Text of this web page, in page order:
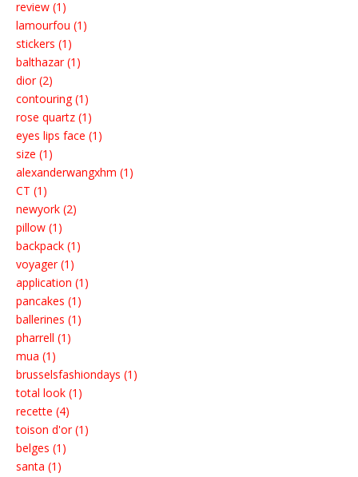
review (1)
lamourfou (1)
stickers (1)
balthazar (1)
dior (2)
contouring (1)
rose quartz (1)
eyes lips face (1)
size (1)
alexanderwangxhm (1)
CT (1)
newyork (2)
pillow (1)
backpack (1)
voyager (1)
application (1)
pancakes (1)
ballerines (1)
pharrell (1)
mua (1)
brusselsfashiondays (1)
total look (1)
recette (4)
toison d'or (1)
belges (1)
santa (1)